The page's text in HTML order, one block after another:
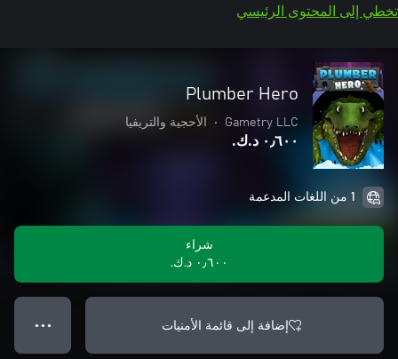
تخطي إلى المحتوى الرئيسي
Plumber Hero
Gametry LLC
• الأحجية والتريفيا
٠٫٦٠٠ د.ك.‏
1 من اللغات المدعمة
شراء
٠٫٦٠٠ د.ك.‏
إضافة إلى قائمة الأمنيات ● ● ●